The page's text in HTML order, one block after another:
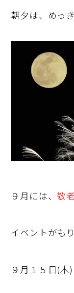
朝夕は、めっ
９月には、敬
イベントがも
９月１５日(木)